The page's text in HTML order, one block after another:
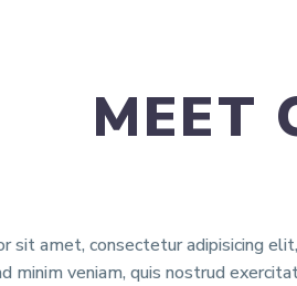
MEET
sit amet, consectetur adipisicing
minim veniam, quis nostrud